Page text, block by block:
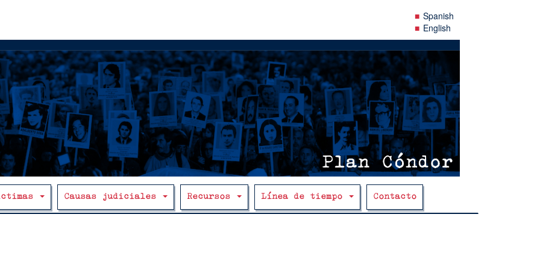
Spanish
English
Causas judiciales Recursos Línea de tiempo Contacto